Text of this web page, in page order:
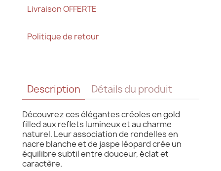
Livraison OFFERTE
Politique de retour
Description Détails du produit
Découvrez ces élégantes créoles en gold
filled aux reflets lumineux et au charme
naturel. Leur association de rondelles en
nacre blanche et de jaspe léopard crée un
équilibre subtil entre douceur, éclat et
caractère.